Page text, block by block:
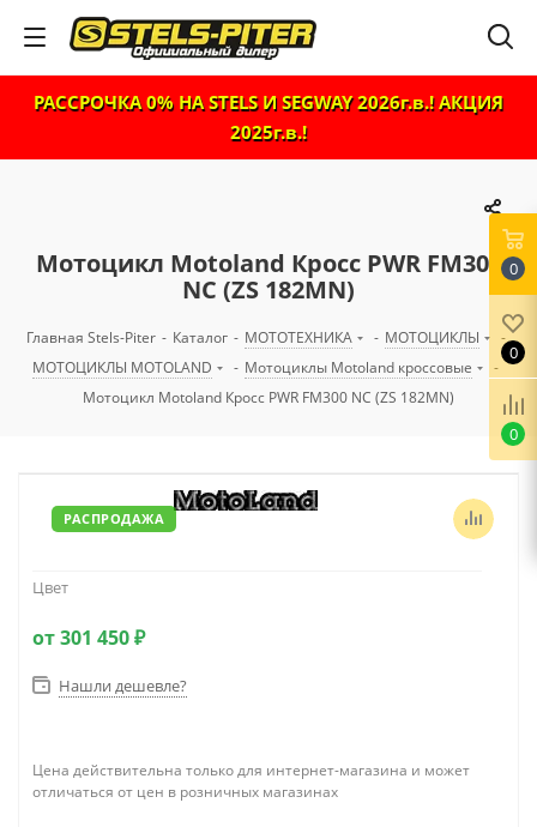
РАССРОЧКА 0% НА STELS И SEGWAY 2026г.в.! АКЦИЯ
2025г.в.!
Мотоцикл Motoland Кросс PWR FM300
NC (ZS 182MN)
Главная Stels-Piter - Каталог - МОТОТЕХНИКА - МОТОЦИКЛЫ
-
МОТОЦИКЛЫ MOTOLAND
- Мотоциклы Motoland кроссовые
-
Мотоцикл Motoland Кросс PWR FM300 NC (ZS 182MN)
РАСПРОДАЖА
Цвет
от301 450 ₽
Нашли дешевле?
Цена действительна только для интернет-магазина и может
отличаться от цен в розничных магазинах
0
0
0